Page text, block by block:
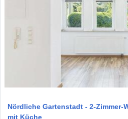
Nördliche Gartenstadt - 2-Zimmer-
mit Küche